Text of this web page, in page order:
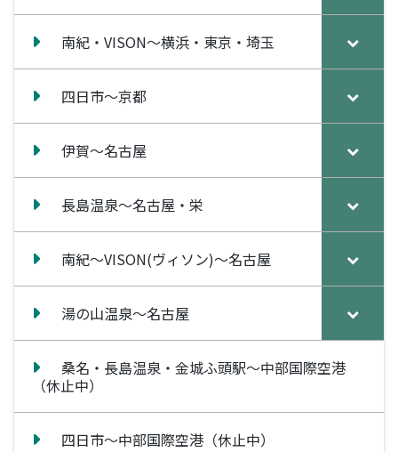
k
南紀・VISON～横浜・東京・埼玉
四日市～京都
伊賀～名古屋
長島温泉～名古屋・栄
南紀～VISON(ヴィソン)～名古屋
湯の山温泉～名古屋
桑名・長島温泉・金城ふ頭駅～中部国際空港
（休止中）
四日市～中部国際空港（休止中）